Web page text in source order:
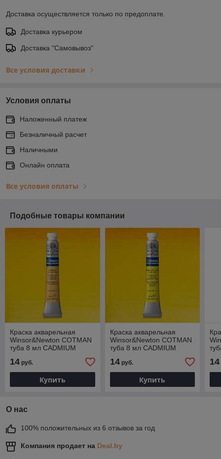
Доставка осуществляется только по предоплате.
Доставка курьером
Доставка "Самовывоз"
Все условия доставки
Условия оплаты
Наложенный платеж
Безналичный расчет
Наличными
Онлайн оплата
Все условия оплаты
Подобные товары компании
Краска акварельная
Winsor&Newton COTMAN
туба 8 мл CADMIUM
14 руб.
Купить
Краска акварельная
Winsor&Newton COTMAN
туба 8 мл CADMIUM
14руб.
Купить
14
О нас
100% положительных из 6 отзывов за год
Компания продает на Deal.by